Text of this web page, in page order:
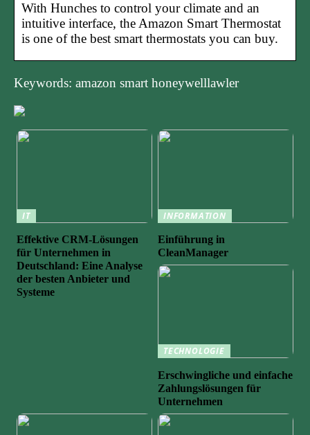
With Hunches to control your climate and an
intuitive interface, the Amazon Smart Thermostat
is one of the best smart thermostats you can buy.
Keywords: amazon smart honeywelllawler
IT
Effektive CRM-Lösungen
für Unternehmen in
Deutschland: Eine Analyse
der besten Anbieter und
Systeme
INFORMATION
Einführung in
CleanManager
TECHNOLOGIE
Erschwingliche und einfache
Zahlungslösungen für
Unternehmen